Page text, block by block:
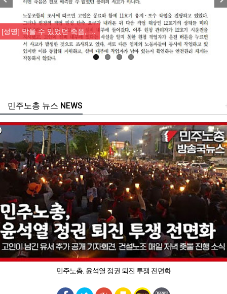
[성명] 막을 수 있었던 죽음, …
주노총 뉴스 NEWS
민주노총, 윤석열 정권 퇴진 투쟁 전면화